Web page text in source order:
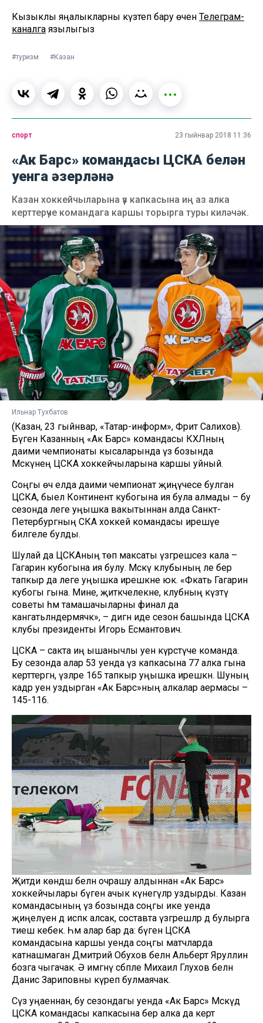
Кызыклы яңалыкларны күзәтеп бару өчен Телеграм-
каналга язылыгыз
#туризм #Казан
спорт 23 гыйнвар 2018 11:36
«Ак Барс» командасы ЦСКА белән
уенга әзерләнә
Казан хоккейчыларына үз капкасына иң аз алка
керттерүче командага каршы торырга туры киләчәк.
Ильнар Тухбатов
(Казан, 23 гыйнвар, «Татар-информ», Фәрит Салихов).
Бүген Казанның «Ак Барс» командасы КХЛның
даими чемпионаты кысаларында үз бозында
Мәскәүнең ЦСКА хоккейчыларына каршы уйный.
Соңгы өч елда даими чемпионат җиңүчесе булган
ЦСКА, быел Континент кубогына ия була алмады – бу
сезонда әлеге уңышка вакытыннан алда Санкт-
Петербургның СКА хоккей командасы ирешүе
билгеле булды.
Шулай да ЦСКАның төп максаты үзгәрешсез кала –
Гагарин кубогына ия булу. Мәскәү клубының әле бер
тапкыр да әлеге уңышка ирешкәне юк. «Фәкать Гагарин
кубогы гына. Мине, җитәкчелекне, клубның күзәтү
советы һәм тамашачыларны финал да
канәгатьләндермәячәк», – дигән иде сезон башында ЦСКА
клубы президенты Игорь Есмантович.
ЦСКА – сакта иң ышанычлы уен күрсәтүче команда.
Бу сезонда алар 53 уенда үз капкасына 77 алка гына
керттергән, үзләре 165 тапкыр уңышка ирешкән. Шуның
кадәр уен уздырган «Ак Барс»ның алкалар аермасы –
145-116.
Җитди көндәш белән очрашу алдыннан «Ак Барс»
хоккейчылары бүген ачык күнегүләр уздырды. Казан
командасының үз бозында соңгы ике уенда
җиңелүен дә исәпкә алсак, составта үзгәрешләр дә булырга
тиеш кебек. Һәм алар бар да: бүген ЦСКА
командасына каршы уенда соңгы матчларда
катнашмаган Дмитрий Обухов белән Альберт Яруллин
бозга чыгачак. Ə имгәнү сәбәпле Михаил Глухов белән
Данис Зариповны күреп булмаячак.
Сүз уңаеннан, бу сезондагы уенда «Ак Барс» Мәскәүдә
ЦСКА командасы капкасына бер алка да кертә